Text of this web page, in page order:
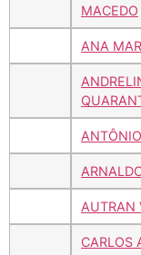
MACEDO
ANA
AUTRAN
CARLOS